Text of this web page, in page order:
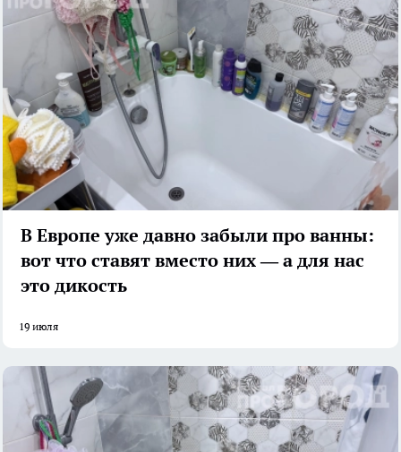
В Европе уже давно забыли про ванны:
вот что ставят вместо них — а для нас
это дикость
19 июля